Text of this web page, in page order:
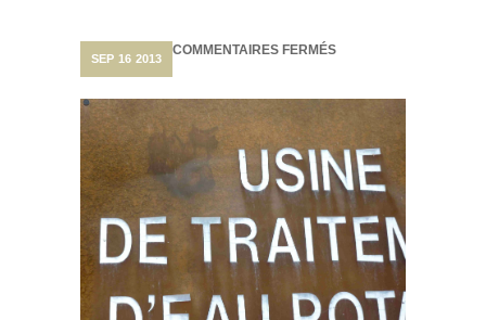
SEP 16 2013
COMMENTAIRES FERMÉSSUR